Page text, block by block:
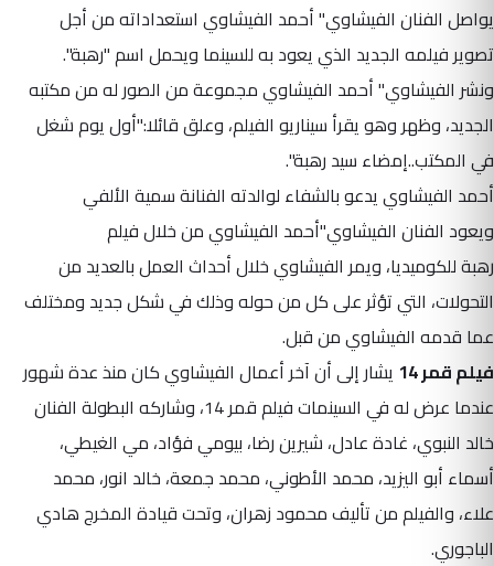
يواصل الفنان الفيشاوي" أحمد الفيشاوي استعداداته من أجل
تصوير فيلمه الجديد الذي يعود به للسينما ويحمل اسم "رهبة".
ونشر الفيشاوي" أحمد الفيشاوي مجموعة من الصور له من مكتبه
الجديد، وظهر وهو يقرأ سيناريو الفيلم، وعلق قائلا:"أول يوم شغل
في المكتب..إمضاء سيد رهبة".
أحمد الفيشاوي يدعو بالشفاء لوالدته الفنانة سمية الألفي
ويعود الفنان الفيشاوي"أحمد الفيشاوي من خلال فيلم
رهبة للكوميديا، ويمر الفيشاوي خلال أحداث العمل بالعديد من
التحولات، التي تؤثر على كل من حوله وذلك في شكل جديد ومختلف
عما قدمه الفيشاوي من قبل.
فيلم قمر 14
يشار إلى أن آخر أعمال الفيشاوي كان منذ عدة شهور
عندما عرض له في السينمات فيلم قمر 14، وشاركه البطولة الفنان
خالد النبوي، غادة عادل، شيرين رضا، بيومي فؤاد، مي الغيطي،
أسماء أبو اليزيد، محمد الأطوني، محمد جمعة، خالد انور، محمد
علاء، والفيلم من تأليف محمود زهران، وتحت قيادة المخرج هادي
الباجوري.